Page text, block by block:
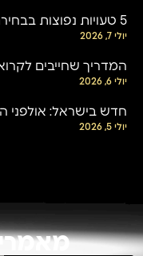
5 טעויות נפוצות בבחירת אולפני הקלטות וכיצד להימנע מהן
יולי 7, 2026
המדריך שחייבים
יולי 6, 2026
חדש בישראל: אולפני
יולי 5, 2026